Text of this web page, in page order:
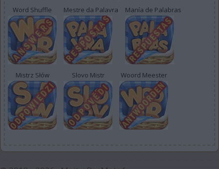
Word Shuffle Mestre da Palavra Manía de Palabras
Mistrz Słów Slovo Mistr Woord Meester